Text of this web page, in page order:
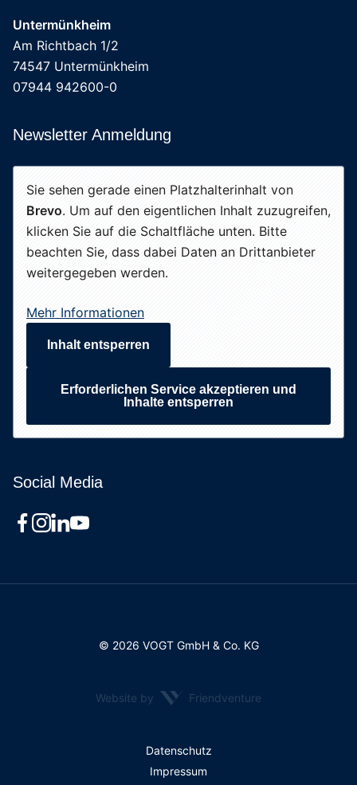
Untermünkheim
Am Richtbach 1/2
74547 Untermünkheim
07944 942600-0
Newsletter Anmeldung
Sie sehen gerade einen Platzhalterinhalt von
Brevo. Um auf den eigentlichen Inhalt zuzugreifen,
klicken Sie auf die Schaltfläche unten. Bitte
beachten Sie, dass dabei Daten an Drittanbieter
weitergegeben werden.
Mehr Informationen
Inhalt entsperren
Erforderlichen Service akzeptieren und
Inhalte entsperren
Social Media
© 2026 VOGT GmbH & Co. KG
Website by Friendventure
Datenschutz
Impressum